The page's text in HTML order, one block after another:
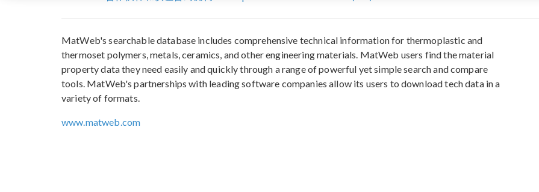
MatWeb's searchable database includes comprehensive technical information for thermoplastic and
thermoset polymers, metals, ceramics, and other engineering materials. MatWeb users find the material
property data they need easily and quickly through a range of powerful yet simple search and compare
tools. MatWeb's partnerships with leading software companies allow its users to download tech data in a
variety of formats.
www.matweb.com